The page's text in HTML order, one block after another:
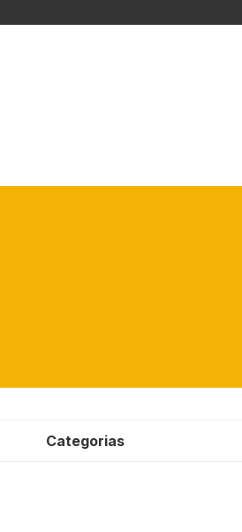
Categorias